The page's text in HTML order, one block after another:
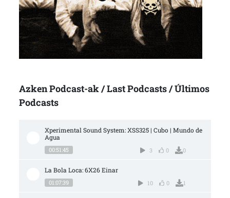
Azken Podcast-ak / Last Podcasts / Últimos
Podcasts
Xperimental Sound System: XSS325 | Cubo | Mundo de
Agua
00:51:45 3 0 0
La Bola Loca: 6X26 Einar
01:07:39 10 0 1